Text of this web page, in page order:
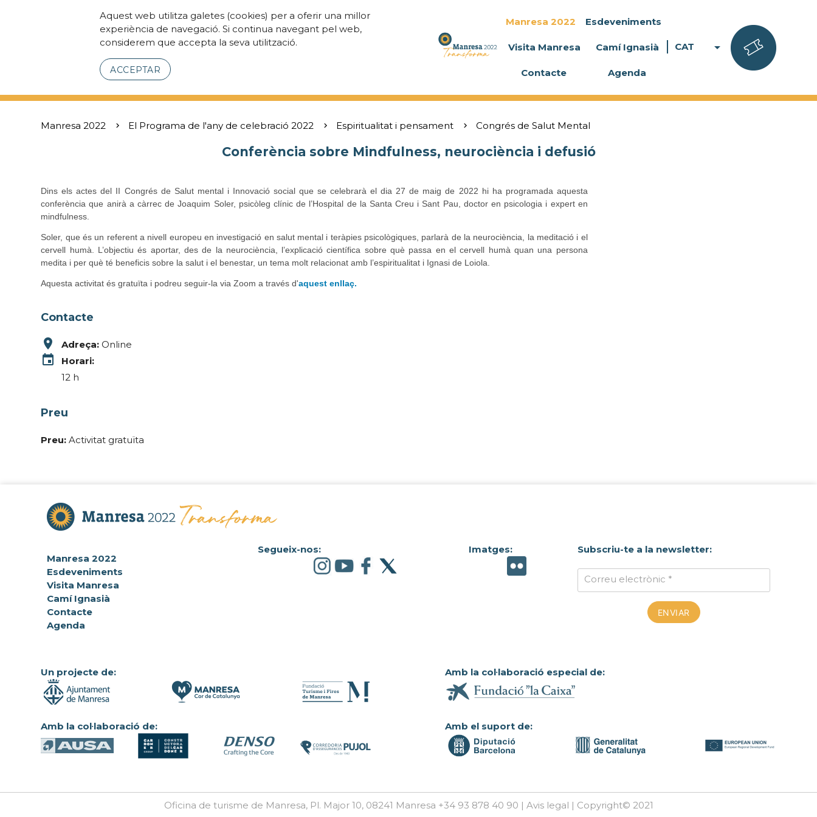
Aquest web utilitza galetes (cookies) per a oferir una millor
experiència de navegació. Si continua navegant pel web,
considerem que accepta la seva utilització.
ACCEPTAR
Manresa 2022 Esdeveniments
Visita Manresa Camí Ignasià
Contacte Agenda
CAT arrow_drop_down
Manresa 2022 El Programa de l'any de celebració 2022 Espiritualitat i pensament Congrés de Salut Mental
Conferència sobre Mindfulness, neurociència i defusió
Dins els actes del II Congrés de Salut mental i Innovació social que se celebrarà el dia 27 de maig de 2022 hi ha programada aquesta
conferència que anirà a càrrec de Joaquim Soler, psicòleg clínic de l’Hospital de la Santa Creu i Sant Pau, doctor en psicologia i expert en
mindfulness.
Soler, que és un referent a nivell europeu en investigació en salut mental i teràpies psicològiques, parlarà de la neurociència, la meditació i el
cervell humà. L’objectiu és aportar, des de la neurociència, l’explicació científica sobre què passa en el cervell humà quan una persona
medita i per què té beneficis sobre la salut i el benestar, un tema molt relacionat amb l’espiritualitat i Ignasi de Loiola.
Aquesta activitat és gratuïta i podreu seguir-la via Zoom a través d'aquest enllaç.
Contacte
place Adreça: Online
event
Horari:
12 h
Preu
Preu: Activitat gratuïta
Manresa 2022
Esdeveniments
Visita Manresa
Camí Ignasià
Contacte
Agenda
Segueix-nos: Imatges: Subscriu-te a la newsletter:
Correu electrònic *
Un projecte de: Amb la col·laboració especial de:
Amb la col·laboració de: Amb el suport de:
Oficina de turisme de Manresa, Pl. Major 10, 08241 Manresa +34 93 878 40 90 | Avis legal | Copyright© 2021